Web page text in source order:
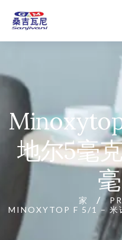
地尔5毫
家
MINOXYTOP F 5/1 – 米